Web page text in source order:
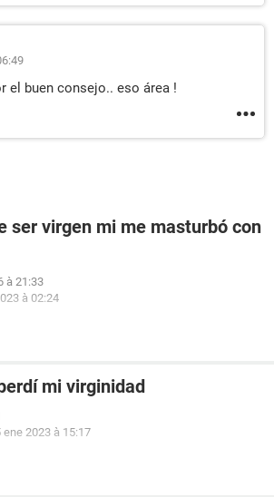
el buen consejo.. eso área !
ser virgen mi me masturbó con
à 21:33
à 02:24
mi virginidad
ene 2023 à 15:17